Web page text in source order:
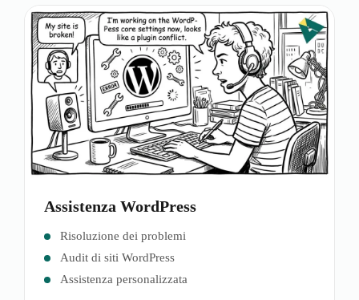
Assistenza WordPress
Risoluzione dei problemi
Audit di siti WordPress
Assistenza personalizzata